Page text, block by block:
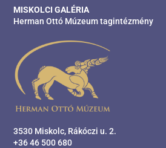
MISKOLCI GALÉRIA
Herman Ottó Múzeum tagintézmény
3530 Miskolc, Rákóczi u. 2.
+36 46 500 680